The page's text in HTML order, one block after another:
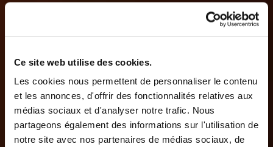
Ce site web utilise des cookies.
Les cookies nous permettent de personnaliser le contenu
et les annonces, d'offrir des fonctionnalités relatives aux
médias sociaux et d'analyser notre trafic. Nous
partageons également des informations sur l'utilisation de
notre site avec nos partenaires de médias sociaux, de